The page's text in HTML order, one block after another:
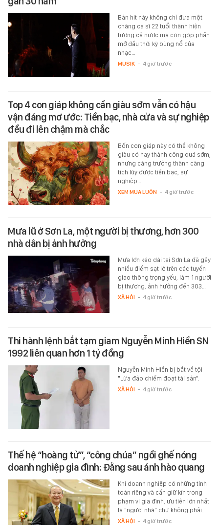
Bản hit này không chỉ đưa một
chàng ca sĩ 22 tuổi thành hiện
tượng cả nước mà còn góp phần
mở đầu thời kỳ bùng nổ của
nhạc…
MUSIK - 4 giờ trước
Top 4 con giáp không cần giàu sớm vẫn có hậu
vận đáng mơ ước: Tiền bạc, nhà cửa và sự nghiệp
đều đi lên chậm mà chắc
Bốn con giáp này có thể không
giàu có hay thành công quá sớm,
nhưng càng trưởng thành càng
tích lũy được tiền bạc, sự
nghiệp…
XEM MUA LUÔN - 4 giờ trước
Mưa lũ ở Sơn La, một người bị thương, hơn 300
nhà dân bị ảnh hưởng
Mưa lớn kéo dài tại Sơn La đã gây
nhiều điểm sạt lở trên các tuyến
giao thông trọng yếu, làm 1 người
bị thương, ảnh hưởng đến 303…
XÃ HỘI - 4 giờ trước
Thi hành lệnh bắt tạm giam Nguyễn Minh Hiền SN
1992 liên quan hơn 1 tỷ đồng
Nguyễn Minh Hiền bị bắt về tội
"Lừa đảo chiếm đoạt tài sản".
XÃ HỘI - 4 giờ trước
Thế hệ “hoàng tử”, “công chúa” ngồi ghế nóng
doanh nghiệp gia đình: Đằng sau ánh hào quang
Khi doanh nghiệp có những tính
toán riêng và cần giữ kín trong
phạm vi gia đình, ưu tiên lớn nhất
là “người nhà” chứ không phải…
XÃ HỘI - 4 giờ trước